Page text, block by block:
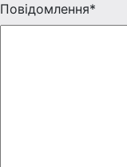
Повідомлення*